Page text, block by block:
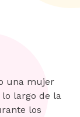
una mujer
largo de la
los